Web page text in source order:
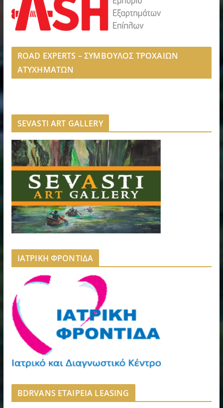
ROAD EXPERTS – ΣΥΜΒΟΥΛΟΣ ΤΡΟΧΑΙΩΝ
ΑΤΥΧΗΜΑΤΩΝ
SEVASTI ART GALLERY
ΙΑΤΡΙΚΗ ΦΡΟΝΤΙΔΑ
BDRVANS ΕΤΑΙΡΕΙΑ LEASING